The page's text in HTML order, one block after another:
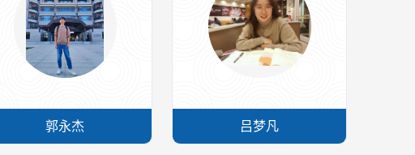
郭永杰 吕梦凡